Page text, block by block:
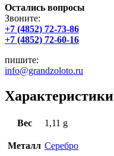
Остались вопросы
Звоните:
+7 (4852) 72-73-86
+7 (4852) 72-60-16
пишите:
info@grandzoloto.ru
Характеристики
Вес 1,11 g
Металл Серебро